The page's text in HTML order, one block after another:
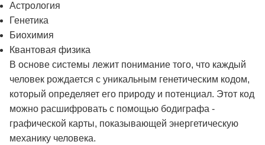
Астрология
Генетика
Биохимия
Квантовая физика
В основе системы лежит понимание того, что каждый
человек рождается с уникальным генетическим кодом,
который определяет его природу и потенциал. Этот код
можно расшифровать с помощью бодиграфа -
графической карты, показывающей энергетическую
механику человека.